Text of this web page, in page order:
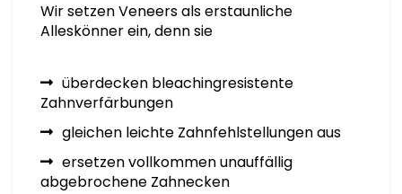
Wir setzen Veneers als erstaunliche
Alleskönner ein, denn sie
überdecken bleachingresistente
Zahnverfärbungen
gleichen leichte Zahnfehlstellungen aus
ersetzen vollkommen unauffällig
abgebrochene Zahnecken